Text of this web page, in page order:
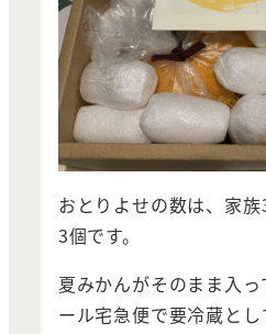
おとりよせの数は、家
3個です。
夏みかんがそのまま入
ール宅急便で要冷蔵とし